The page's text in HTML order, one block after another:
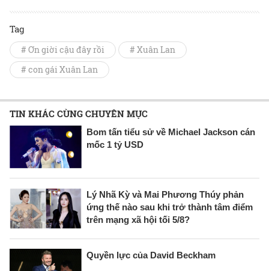
Tag
# Ơn giời cậu đây rồi
# Xuân Lan
# con gái Xuân Lan
TIN KHÁC CÙNG CHUYÊN MỤC
Bom tấn tiểu sử về Michael Jackson cán
mốc 1 tỷ USD
Lý Nhã Kỳ và Mai Phương Thúy phản
ứng thế nào sau khi trở thành tâm điểm
trên mạng xã hội tối 5/8?
Quyền lực của David Beckham